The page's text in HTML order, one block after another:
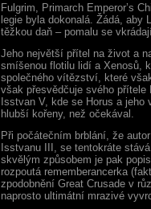
Fulgrim, Primarch Emperor’s
legie byla dokonalá. Žádá,
těžkou daň – pomalu se
Jeho největší přítel na život a
smíšenou flotilu lidí a Xenosů,
společného vítězství, které
však přesvědčuje svého přítele
Isstvan V, kde se Horus a
hlubší kořeny, než očekával.
Při počátečním brblání, že
Isstvanu III, se tentokráte
skvělým způsobem je pak
rozpoutá rememberancerka
zpodobnění Great Crusade v
naprosto ultimátní mrazivé